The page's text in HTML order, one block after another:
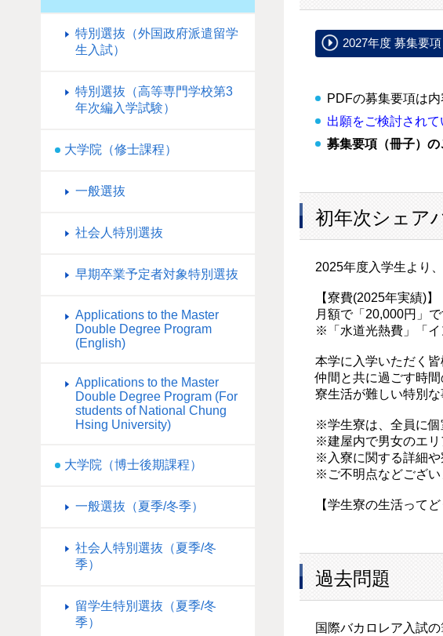
2027年度 募集要項
PDFの募集要項は
出願をご検討され
募集要項（冊子）の
初年次シェア
2025年度入学生より
【寮費(2025年実績)】
月額で「20,000円」
※「水道光熱費」「イ
本学に入学いただく皆
仲間と共に過ごす時
寮生活が難しい特別
※学生寮は、全員に個
※建屋内で男女のエリ
※入寮に関する詳細や
※ご不明点などござい
【学生寮の生活って
過去問題
国際バカロレア入試
特別選抜（外国政府派遣留学
生入試）
特別選抜（高等専門学校第3
年次編入学試験）
大学院（修士課程）
一般選抜
社会人特別選抜
早期卒業予定者対象特別選抜
Applications to the Master
Double Degree Program
(English)
Applications to the Master
Double Degree Program (For
students of National Chung
Hsing University)
大学院（博士後期課程）
一般選抜（夏季/冬季）
社会人特別選抜（夏季/冬
季）
留学生特別選抜（夏季/冬
季）